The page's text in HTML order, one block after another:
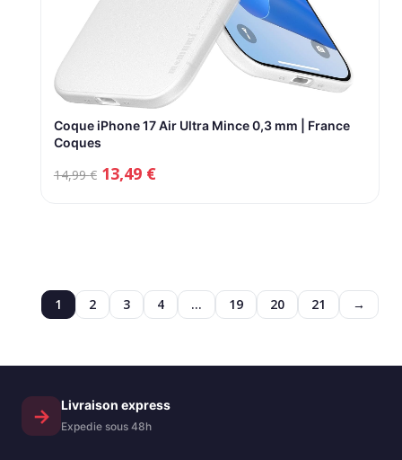
Coque iPhone 17 Air Ultra Mince 0,3 mm | France
Coques
14,99€ Le
13,49 €Le
1 2 3 4 … 19 20 21 →
→ Livraison express
Expedie sous 48h